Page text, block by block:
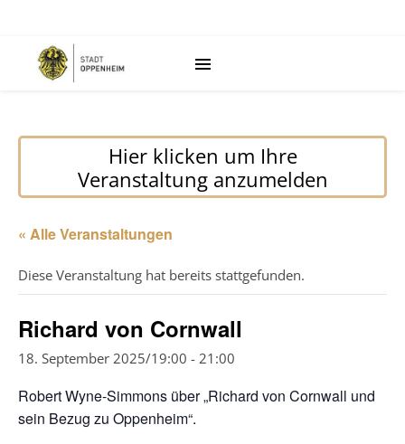
Hier klicken um Ihre
Veranstaltung anzumelden
« Alle Veranstaltungen
Diese Veranstaltung hat bereits stattgefunden.
Richard von Cornwall
18. September 2025/19:00 - 21:00
Robert Wyne-Simmons über „Richard von Cornwall und
sein Bezug zu Oppenheim“.